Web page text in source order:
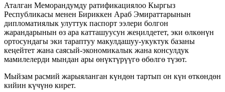
Аталган Меморандумду ратификациялоо Кыргыз
Республикасы менен Бириккен Араб Эмираттарынын
дипломатиялык улуттук паспорт ээлери болгон
жарандарынын өз ара катташуусун жеңилдетет, эки өлкөнүн
ортосундагы эки тараптуу макулдашуу-укуктук базаны
кеңейтет жана саясый-экономикалык жана консулдук
мамилелерди мындан ары өнүктүрүүгө өбөлгө түзөт.
Мыйзам расмий жарыяланган күндөн тартып он күн өткөндөн
кийин күчүнө кирет.